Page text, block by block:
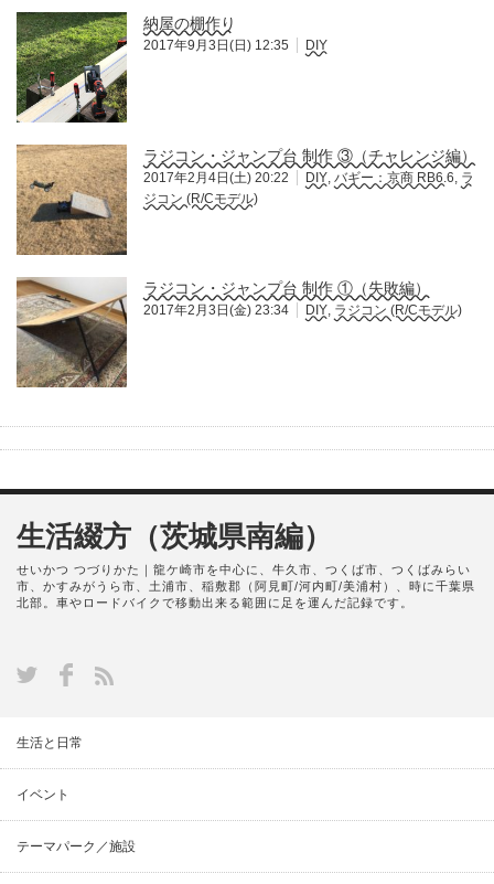
納屋の棚作り
2017年9月3日(日) 12:35 DIY
ラジコン・ジャンプ台 制作 ③（チャレンジ編）
2017年2月4日(土) 20:22 DIY バギー：京商 RB6.6 ラ
ジコン (R/Cモデル)
ラジコン・ジャンプ台 制作 ①（失敗編）
2017年2月3日(金) 23:34 DIY ラジコン (R/Cモデル)
生活綴方（茨城県南編）
せいかつ つづりかた｜龍ケ崎市を中心に、牛久市、つくば市、つくばみらい
市、かすみがうら市、土浦市、稲敷郡（阿見町/河内町/美浦村）、時に千葉県
北部。車やロードバイクで移動出来る範囲に足を運んだ記録です。
生活と日常
イベント
テーマパーク／施設